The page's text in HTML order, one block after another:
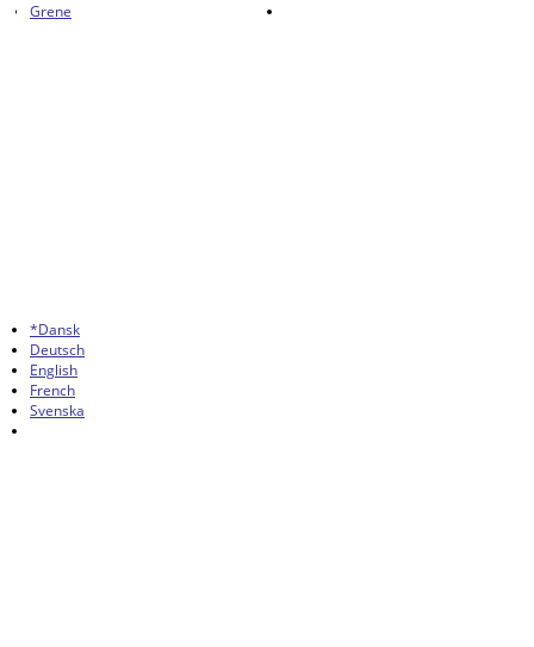
Grene
*Dansk
Deutsch
English
French
Svenska